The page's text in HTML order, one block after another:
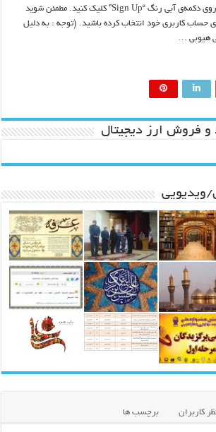
را وارد نمائید. در نهایت روی دکمه‌ی آبی رنگ “Sign Up” کلیک کنید. مطمئن شوید
حساب کاربری خود انتخاب کرده باشید. (توجه : به دلیل
هیوبی …
و فروش ارز دیجیتال
ویدیویی
کاربران برچسب ها